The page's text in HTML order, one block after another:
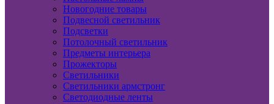
Новогодние товары
Подвесной светильник
Подсветки
Потолочный светильник
Предметы интерьера
Прожекторы
Светильники
Светильники армстронг
Светодиодные ленты